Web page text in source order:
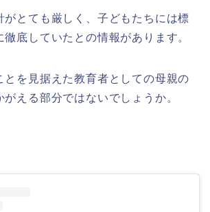
がとても厳しく、子どもたちには標
底していたとの情報があります。
とを見据えた教育者としての母親の
える部分ではないでしょうか。